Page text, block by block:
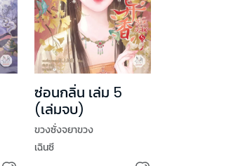
ซ่อนกลิ่น เล่ม 5
(เล่มจบ)
ขวงซั่งจยาขวง
เฉินซี